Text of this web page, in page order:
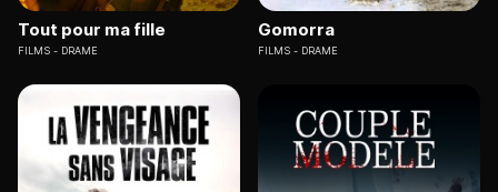
Tout pour ma fille
FILMS DRAME
Gomorra
FILMS DRAME